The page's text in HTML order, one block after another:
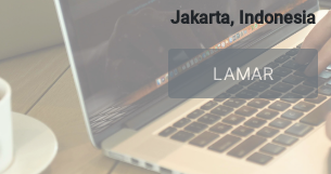
Jakarta, Indonesia
LAMAR